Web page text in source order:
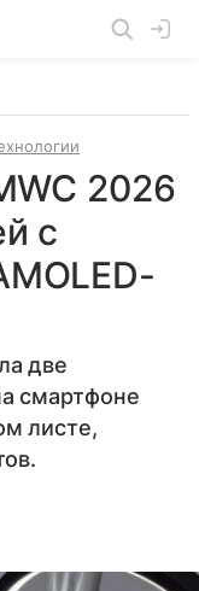
2026
с
две
смартфоне
листе,